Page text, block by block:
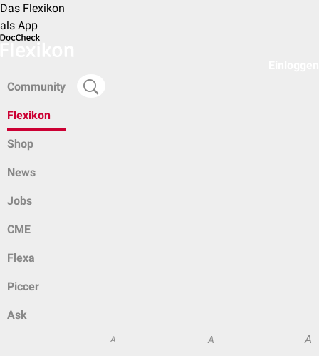
Das Flexikon
als App
Community
Flexikon
Shop
News
Jobs
CME
Flexa
Piccer
Ask
A A A